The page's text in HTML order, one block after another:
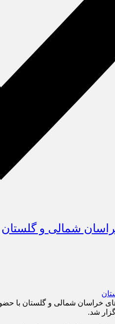
شمالی و گلستان
خراسان شمالی و گلستان با
شد.